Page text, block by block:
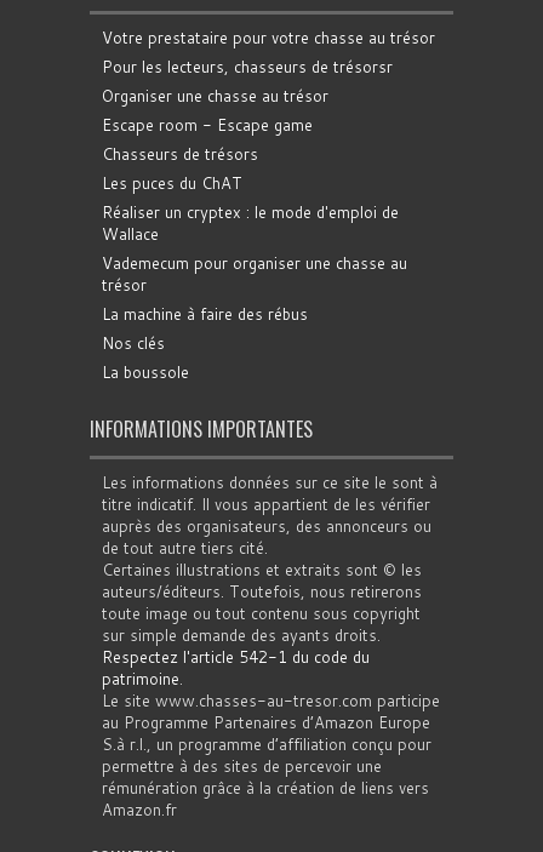
Votre prestataire pour votre chasse au trésor
Pour les lecteurs, chasseurs de trésorsr
Organiser une chasse au trésor
Escape room - Escape game
Chasseurs de trésors
Les puces du ChAT
Réaliser un cryptex : le mode d'emploi de
Wallace
Vademecum pour organiser une chasse au
trésor
La machine à faire des rébus
Nos clés
La boussole
INFORMATIONS IMPORTANTES
Les informations données sur ce site le sont à
titre indicatif. Il vous appartient de les vérifier
auprès des organisateurs, des annonceurs ou
de tout autre tiers cité.
Certaines illustrations et extraits sont © les
auteurs/éditeurs. Toutefois, nous retirerons
toute image ou tout contenu sous copyright
sur simple demande des ayants droits.
Respectez l'article 542-1 du code du
patrimoine.
Le site www.chasses-au-tresor.com participe
au Programme Partenaires d’Amazon Europe
S.à r.l., un programme d’affiliation conçu pour
permettre à des sites de percevoir une
rémunération grâce à la création de liens vers
Amazon.fr